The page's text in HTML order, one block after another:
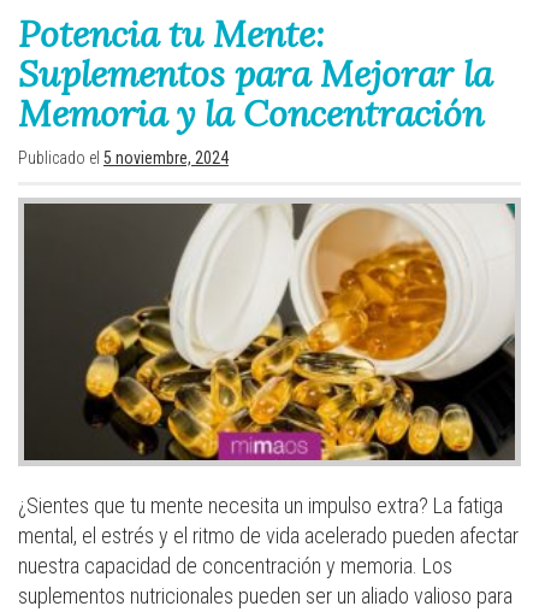
Potencia tu Mente:
Suplementos para Mejorar la
Memoria y la Concentración
Publicado el 5 noviembre, 2024
¿Sientes que tu mente necesita un impulso extra? La fatiga
mental, el estrés y el ritmo de vida acelerado pueden afectar
nuestra capacidad de concentración y memoria. Los
suplementos nutricionales pueden ser un aliado valioso para